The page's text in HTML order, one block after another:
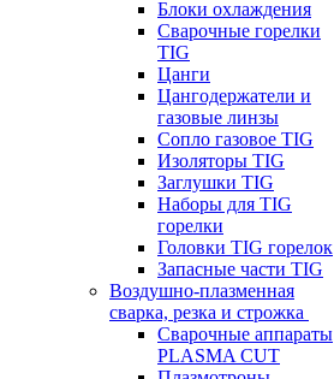
Блоки охлаждения
Сварочные горелки
TIG
Цанги
Цангодержатели и
газовые линзы
Сопло газовое TIG
Изоляторы TIG
Заглушки TIG
Наборы для TIG
горелки
Головки TIG горелок
Запасные части TIG
Воздушно-плазменная
сварка, резка и строжка
Сварочные аппараты
PLASMA CUT